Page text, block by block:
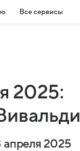
Все сервисы
2025:
апреля 2025